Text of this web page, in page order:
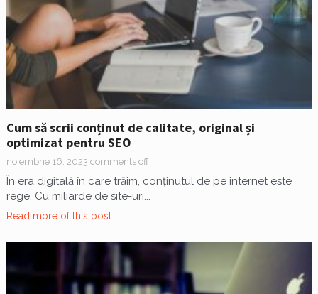
Cum să scrii conținut de calitate, original și
optimizat pentru SEO
noiembrie 16, 2023 comments off
În era digitală în care trăim, conținutul de pe internet este
rege. Cu miliarde de site-uri...
Read more of this post